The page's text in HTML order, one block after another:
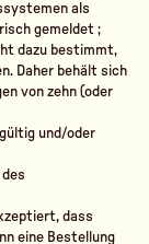
als
gemeldet ;
dazu bestimmt,
Daher behält sich
von zehn (oder
und/oder
dass
eine Bestellung